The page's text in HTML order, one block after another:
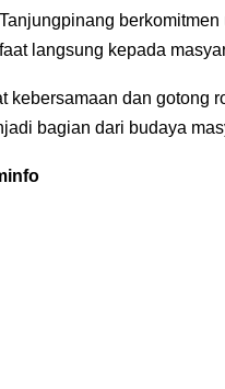
langsung kepada
kebersamaan dan gotong
bagian dari budaya